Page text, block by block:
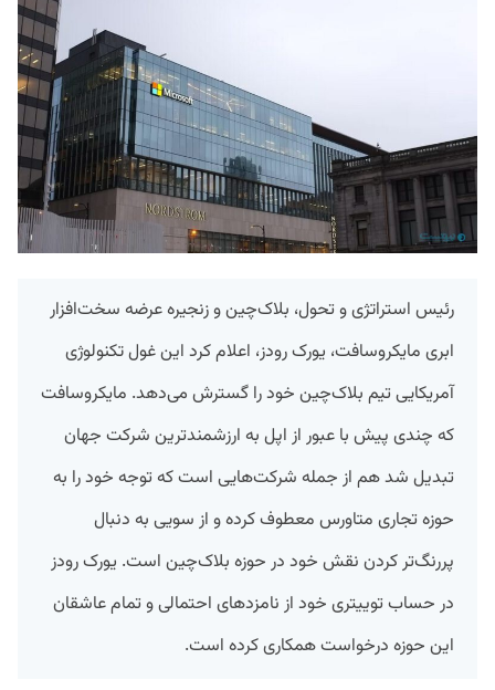
رئیس استراتژی و تحول، بلاک‌چین و زنجیره عرضه سخت‌افزار
ابری مایکروسافت، یورک رودز، اعلام کرد این غول تکنولوژی
آمریکایی تیم بلاک‌چین خود را گسترش می‌دهد. مایکروسافت
که چندی پیش با عبور از اپل به ارزشمندترین شرکت جهان
تبدیل شد هم از جمله شرکت‌هایی است که توجه خود را به
حوزه تجاری متاورس معطوف کرده و از سویی به دنبال
پررنگ‌تر کردن نقش خود در حوزه بلاک‌چین است. یورک رودز
در حساب توییتری خود از نامزد‌های احتمالی و تمام عاشقان
این حوزه درخواست همکاری کرده است.